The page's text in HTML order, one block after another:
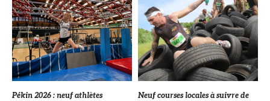
Pékin 2026 : neuf athlètes
Neuf courses locales à suivre de